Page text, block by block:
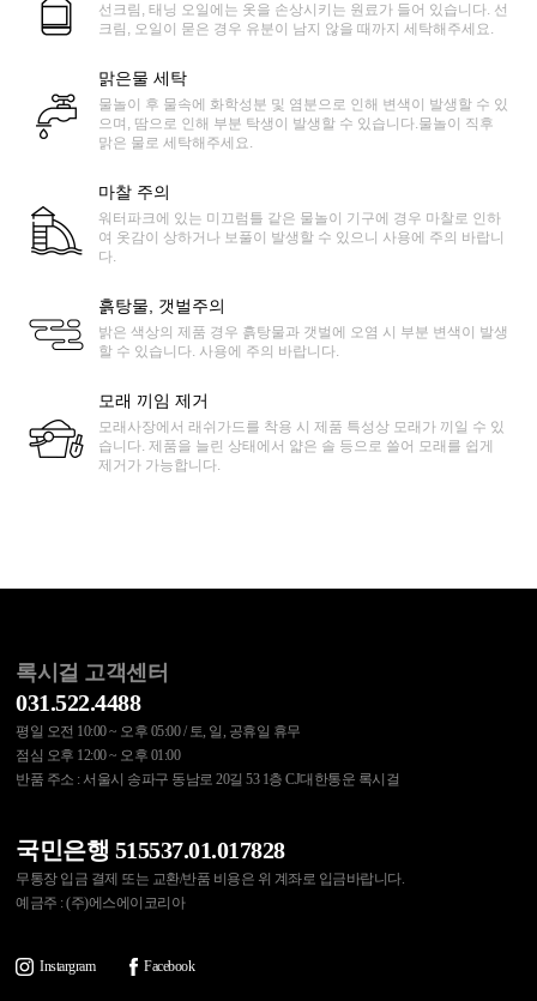
선크림, 태닝 오일에는 옷을 손상시키는 원료가 들어 있습니다. 선
크림, 오일이 묻은 경우 유분이 남지 않을 때까지 세탁해주세요.
맑은물 세탁
물놀이 후 물속에 화학성분 및 염분으로 인해 변색이 발생할 수 있
으며, 땀으로 인해 부분 탁생이 발생할 수 있습니다.물놀이 직후
맑은 물로 세탁해주세요.
마찰 주의
워터파크에 있는 미끄럼틀 같은 물놀이 기구에 경우 마찰로 인하
여 옷감이 상하거나 보풀이 발생할 수 있으니 사용에 주의 바랍니
다.
흙탕물, 갯벌주의
밝은 색상의 제품 경우 흙탕물과 갯벌에 오염 시 부분 변색이 발생
할 수 있습니다. 사용에 주의 바랍니다.
모래 끼임 제거
모래사장에서 래쉬가드를 착용 시 제품 특성상 모래가 끼일 수 있
습니다. 제품을 늘린 상태에서 얇은 솔 등으로 쓸어 모래를 쉽게
제거가 가능합니다.
록시걸 고객센터
031.522.4488
평일 오전 10:00 ~ 오후 05:00 / 토, 일, 공휴일 휴무
점심 오후 12:00 ~ 오후 01:00
반품 주소 : 서울시 송파구 동남로 20길 53 1층 CJ대한통운 록시걸
국민은행 515537.01.017828
무통장 입금 결제 또는 교환/반품 비용은 위 계좌로 입금바랍니다.
예금주 : (주)에스에이코리아
Instargram Facebook